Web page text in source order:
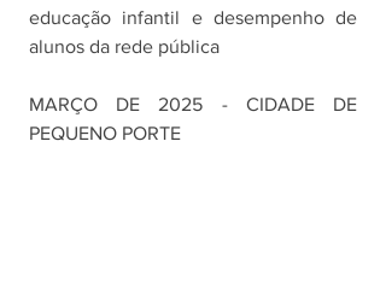
educação infantil e desempenho de
alunos da rede pública
MARÇO DE 2025 - CIDADE DE
PEQUENO PORTE